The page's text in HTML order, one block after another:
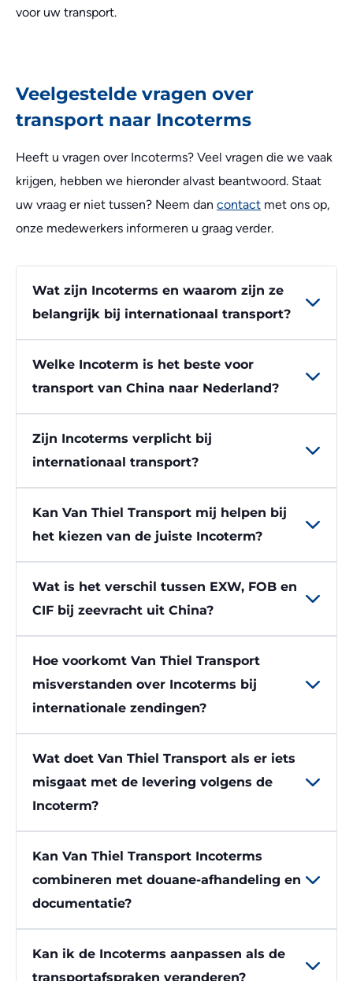
voor uw transport.
Veelgestelde vragen over
transport naar Incoterms
Heeft u vragen over Incoterms? Veel vragen die we vaak
krijgen, hebben we hieronder alvast beantwoord. Staat
uw vraag er niet tussen? Neem dan contact met ons op,
onze medewerkers informeren u graag verder.
Wat zijn Incoterms en waarom zijn ze
belangrijk bij internationaal transport?
Welke Incoterm is het beste voor
transport van China naar Nederland?
Zijn Incoterms verplicht bij
internationaal transport?
Kan Van Thiel Transport mij helpen bij
het kiezen van de juiste Incoterm?
Wat is het verschil tussen EXW, FOB en
CIF bij zeevracht uit China?
Hoe voorkomt Van Thiel Transport
misverstanden over Incoterms bij
internationale zendingen?
Wat doet Van Thiel Transport als er iets
misgaat met de levering volgens de
Incoterm?
Kan Van Thiel Transport Incoterms
combineren met douane-afhandeling en
documentatie?
Kan ik de Incoterms aanpassen als de
transportafspraken veranderen?